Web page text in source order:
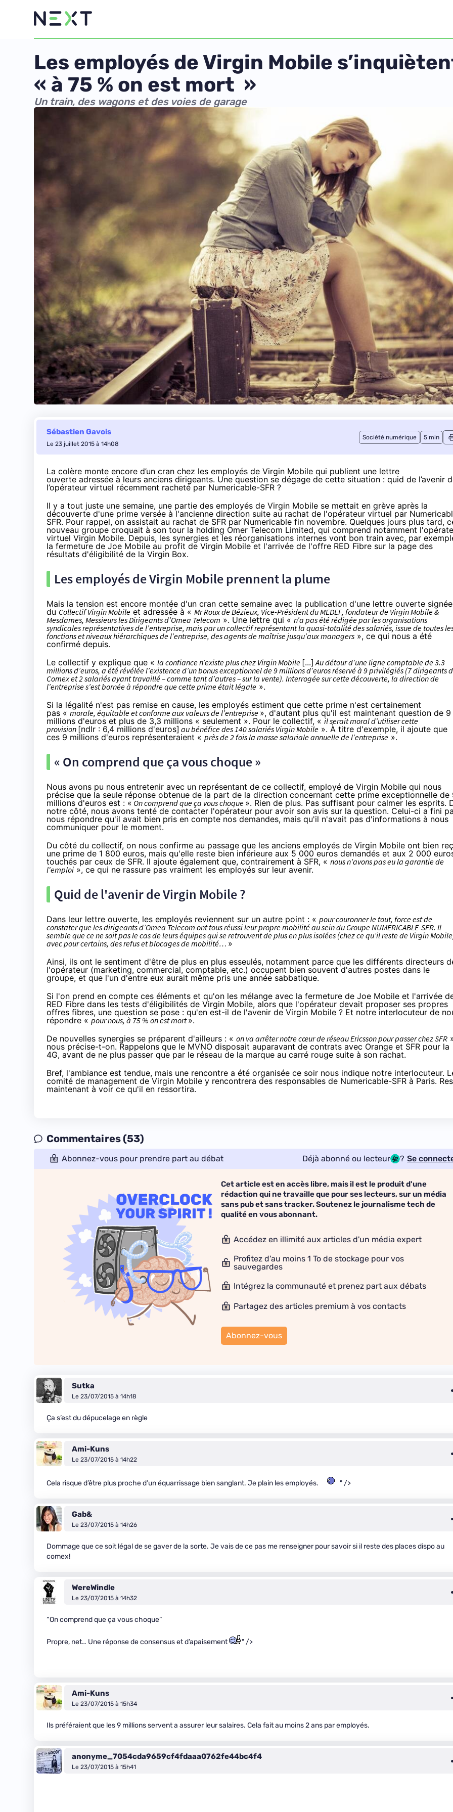
Les employés de Virgin Mobile
« à 75 % on est mort »
Un train, des wagons et des voies de garage
Sébastien Gavois
Le 23 juillet 2015 à 14h08
Société numérique 5 min
La colère monte encore d’un cran chez les employés de Virgin Mobile qui publient une lettre
ouverte adressée à leurs anciens dirigeants. Une question se dégage de cette situation : quid de l’avenir
l’opérateur virtuel récemment racheté par Numericable-SFR ?
Il y a tout juste une semaine, une partie des employés de Virgin Mobile se mettait en grève après la
découverte d'une prime versée à l'ancienne direction suite au rachat de l'opérateur virtuel par
SFR. Pour rappel, on assistait au rachat de SFR par Numericable fin novembre. Quelques jours plus tard,
nouveau groupe croquait à son tour la holding Omer Telecom Limited, qui comprend notamment
virtuel Virgin Mobile. Depuis, les synergies et les réorganisations internes vont bon train avec, par
la fermeture de Joe Mobile au profit de Virgin Mobileet l'arrivée de l'offre RED Fibre sur la page des
résultats d'éligibilité de la Virgin Box.
Les employés deVirgin Mobileprennent la plume
Mais la tension est encore montée d'un cran cette semaine avec la publication d'une lettre ouverte signée
du CollectifVirgin Mobile et adressée à « Mr Roux de Bézieux, Vice-Président du MEDEF, fondateur de Virgin Mobile&
Mesdames, Messieurs les Dirigeants d’Omea Telecom ». Une lettre qui « n’a pas été rédigée par les organisations
syndicales représentatives de l’entreprise, mais par un collectif représentant la quasi-totalité des salariés, issue de toutes
fonctions et niveaux hiérarchiques de l’entreprise, des agents de maîtrise jusqu’aux managers », ce qui nous a été
confirmé depuis.
Le collectif y explique que « la confiance n’existe plus chez Virgin Mobile [...] Au détour d’une ligne comptable de 3.3
millions d’euros, a été révélée l’existence d’un bonus exceptionnel de 9 millions d’euros réservé à 9 privilégiés (7 dirigeants
Comex et 2 salariés ayant travaillé – comme tant d’autres – sur la vente). Interrogée sur cette découverte, la direction de
l’entreprise s’est bornée à répondre que cette prime était légale ».
Si la légalité n'est pas remise en cause, les employés estiment que cette prime n'est certainement
pas « morale, équitable et conforme aux valeurs de l’entreprise », d'autant plus qu'il est maintenant question de 9
millions d'euros et plus de 3,3 millions « seulement ». Pour le collectif, « il serait moral d’utiliser cette
provision [ndlr : 6,4 millions d'euros] au bénéfice des 140 salariés Virgin Mobile ». À titre d'exemple, il ajoute que
ces 9 millions d'euros représenteraient « près de 2 fois la masse salariale annuelle de l’entreprise ».
« On comprend que ça vous choque »
Nous avons pu nous entretenir avec un représentant de ce collectif, employé de Virgin Mobile qui nous
précise que la seule réponse obtenue de la part de la direction concernant cette prime exceptionnelle de
millions d'euros est : «On comprend que ça vous choque ». Rien de plus. Pas suffisant pour calmer les esprits.
notre côté, nous avons tenté de contacter l'opérateur pour avoir son avis sur la question. Celui-ci a fini
nous répondre qu'il avait bien pris en compte nos demandes, mais qu'il n'avait pas d'informations à nous
communiquer pour le moment.
Du côté du collectif, on nous confirme au passage que les anciens employés de Virgin Mobile ont bien
une prime de 1 800 euros, mais qu'elle reste bien inférieure aux 5 000 euros demandés et aux 2 000
touchés par ceux de SFR. Il ajoute également que, contrairement à SFR, « nous n'avons pas eu la garantie de
l'emploi », ce qui ne rassure pas vraiment les employés sur leur avenir.
Quid de l'avenir deVirgin Mobile?
Dans leur lettre ouverte, les employés reviennent sur un autre point : « pour couronner le tout, force est de
constater que les dirigeants d’Omea Telecom ont tous réussi leur propre mobilité au sein du Groupe NUMERICABLE-SFR. Il
semble que ce ne soit pas le cas de leurs équipes qui se retrouvent de plus en plus isolées (chez ce qu’il reste de Virgin Mobile
avec pour certains, des refus et blocages de mobilité… »
Ainsi, ils ont le sentiment d'être de plus en plus esseulés, notamment parce que les différents directeurs
l'opérateur (marketing, commercial, comptable, etc.) occupent bien souvent d'autres postes dans le
groupe, et que l'un d'entre eux aurait même pris une année sabbatique.
Si l'on prend en compte ces éléments et qu'on les mélange avec la fermeture de Joe Mobile et l'arrivée
RED Fibre dans les tests d'éligibilités de Virgin Mobile, alors que l'opérateur devait proposer ses propres
offres fibres, une question se pose : qu'en est-il de l'avenir de Virgin Mobile ? Et notre interlocuteur de
répondre « pour nous, à 75 % on est mort».
De nouvelles synergies se préparent d'ailleurs : « on va arrêter notre cœur de réseau Ericsson pour passer chezSFR
nous précise-t-on. Rappelons que le MVNO disposait auparavant de contrats avec Orange et SFR pour la
4G, avant de ne plus passer que par le réseau de la marque au carré rouge suite à son rachat.
Bref, l'ambiance est tendue, mais une rencontre a été organisée ce soir nous indique notre interlocuteur.
comité de management de Virgin Mobile y rencontrera des responsables de Numericable-SFR à Paris.
maintenant à voir ce qu'il en ressortira.
Commentaires (53)
Abonnez-vous pour prendre part au débat Déjà abonné ou lecteur ? Se
Cet article est en accès libre, mais il est le produit d'une
rédaction qui ne travaille que pour ses lecteurs, sur un média
sans pub et sans tracker. Soutenez le journalisme tech de
qualité en vous abonnant.
Accédez en illimité aux articles d'un média expert
Profitez d'au moins 1 To de stockage pour vos
sauvegardes
Intégrez la communauté et prenez part aux débats
Partagez des articles premium à vos contacts
Abonnez-vous
Sutka
Le 23/07/2015 à 14h18
Ça s’est du dépucelage en règle
Ami-Kuns
Le 23/07/2015 à 14h22
Cela risque d’être plus proche d’un équarrissage bien sanglant. Je plain les employés. " />
Gab&
Le 23/07/2015 à 14h26
Dommage que ce soit légal de se gaver de la sorte. Je vais de ce pas me renseigner pour savoir si il reste des places dispo au
comex!
WereWindle
Le 23/07/2015 à 14h32
“On comprend que ça vous choque”
Propre, net… Une réponse de consensus et d’apaisement " />
Ami-Kuns
Le 23/07/2015 à 15h34
Ils préféraient que les 9 millions servent a assurer leur salaires. Cela fait au moins 2 ans par employés.
anonyme_7054cda9659cf4fdaaa0762fe44bc4f4
Le 23/07/2015 à 15h41